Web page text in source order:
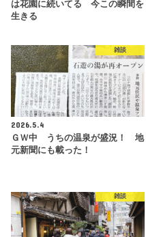
は花園に続いてる 今この瞬間を
生きる
雑談
2026.5.4
ＧＷ中 うちの温泉が盛況！ 地
元新聞にも載った！
雑談